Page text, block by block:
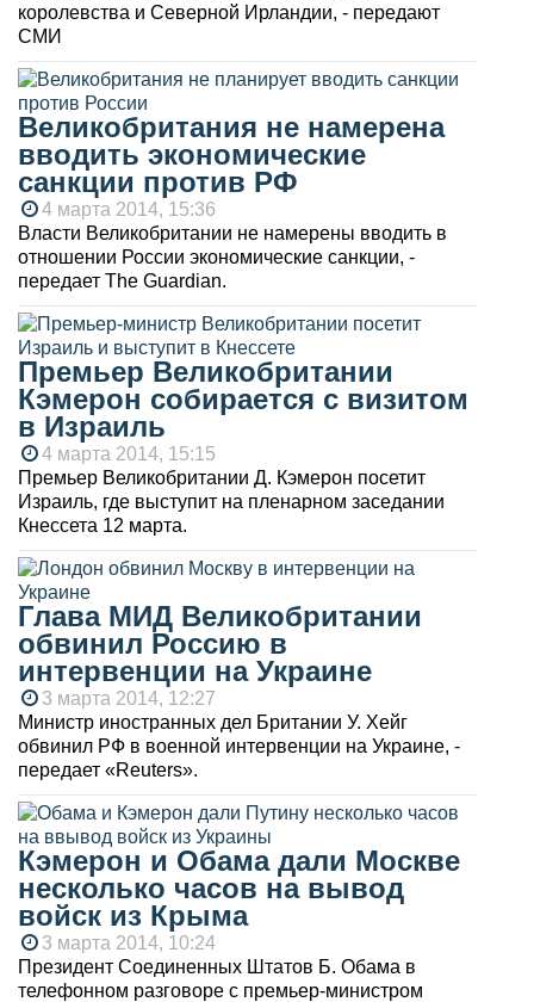
королевства и Северной Ирландии, - передают
СМИ
Великобритания не намерена
вводить экономические
санкции против РФ
4 марта 2014, 15:36
Власти Великобритании не намерены вводить в
отношении России экономические санкции, -
передает The Guardian.
Премьер Великобритании
Кэмерон собирается с визитом
в Израиль
4 марта 2014, 15:15
Премьер Великобритании Д. Кэмерон посетит
Израиль, где выступит на пленарном заседании
Кнессета 12 марта.
Глава МИД Великобритании
обвинил Россию в
интервенции на Украине
3 марта 2014, 12:27
Министр иностранных дел Британии У. Хейг
обвинил РФ в военной интервенции на Украине, -
передает «Reuters».
Кэмерон и Обама дали Москве
несколько часов на вывод
войск из Крыма
3 марта 2014, 10:24
Президент Соединенных Штатов Б. Обама в
телефонном разговоре с премьер-министром